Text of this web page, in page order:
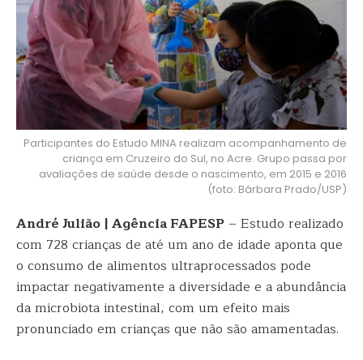
Participantes do Estudo MINA realizam acompanhamento de
criança em Cruzeiro do Sul, no Acre. Grupo passa por
avaliações de saúde desde o nascimento, em 2015 e 2016
(foto: Bárbara Prado/USP)
André Julião | Agência FAPESP – Estudo realizado
com 728 crianças de até um ano de idade aponta que
o consumo de alimentos ultraprocessados pode
impactar negativamente a diversidade e a abundância
da microbiota intestinal, com um efeito mais
pronunciado em crianças que não são amamentadas.